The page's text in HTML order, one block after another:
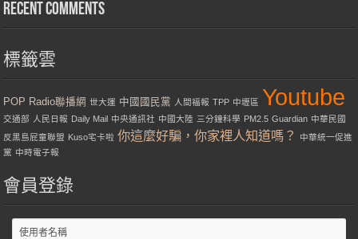
Recent Comments
標籤雲
POP Radio聯播網 世大運 中國國民黨 人間福報 TPP 中壢區 Youtube
交通部 人民日報 Daily Mail 中央通訊社 中國大陸 三分鐘科學 PM2.5 Guardian 中華民國
反黑島屁童聯盟 Kuso宅卡啦 你這麼好騙，你家裡人知道嗎？
中華統一促進
黨 中時電子報
會員登錄